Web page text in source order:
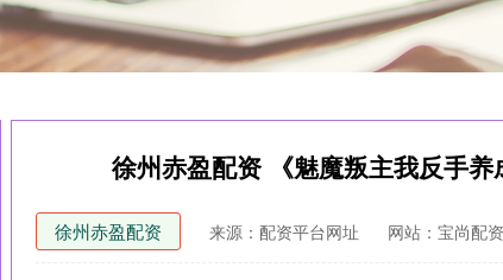
徐州赤盈配资 《魅魔叛主我反手
徐州赤盈配资 来源：配资平台网址 网站：宝尚配资